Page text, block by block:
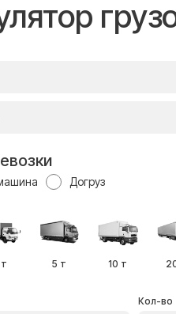
Догруз
5 т 10 т
Кол-во